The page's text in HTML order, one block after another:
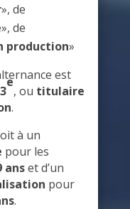
», de
», de
production»
est
3
e
, ou titulaire
.
à un
pour les
anset d’un
pour
.